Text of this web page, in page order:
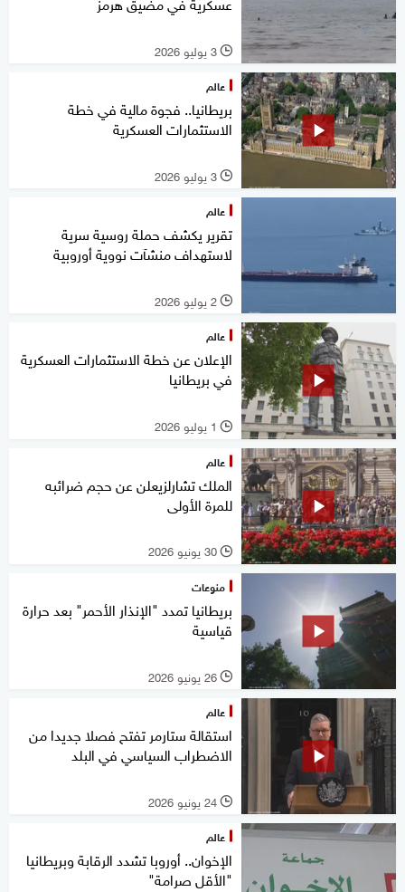
l 3 يوليو 2026
عالم
بريطانيا.. فجوة مالية في خطة
الاستثمارات العسكرية
l 3 يوليو 2026
عالم
تقرير يكشف حملة روسية سرية
لاستهداف منشآت نووية أوروبية
l 2 يوليو 2026
عالم
الإعلان عن خطة الاستثمارات العسكرية
في بريطانيا
l 1 يوليو 2026
عالم
الملك تشارلزيعلن عن حجم ضرائبه
للمرة الأولى
l 30 يونيو 2026
منوعات
بريطانيا تمدد "الإنذار الأحمر" بعد حرارة
قياسية
l 26 يونيو 2026
عالم
استقالة ستارمر تفتح فصلا جديدا من
الاضطراب السياسي في البلد
l 24 يونيو 2026
عالم
الإخوان.. أوروبا تشدد الرقابة وبريطانيا
"الأقل صرامة"